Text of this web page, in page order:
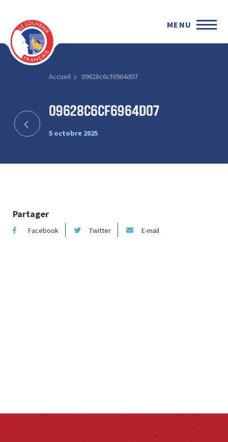
MENU
Accueil 09628c6cf6964d07
09628c6cf6964d07
5 octobre 2025
Partager
Facebook Twitter E-mail